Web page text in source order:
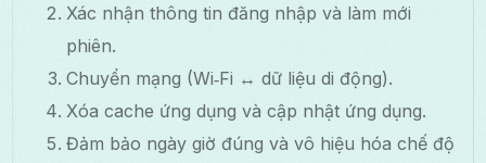
Xác nhận thông tin đăng nhập và làm mới
phiên.
Chuyển mạng (Wi‑Fi ↔ dữ liệu di động).
Xóa cache ứng dụng và cập nhật ứng dụng.
Đảm bảo ngày giờ đúng và vô hiệu hóa chế độ